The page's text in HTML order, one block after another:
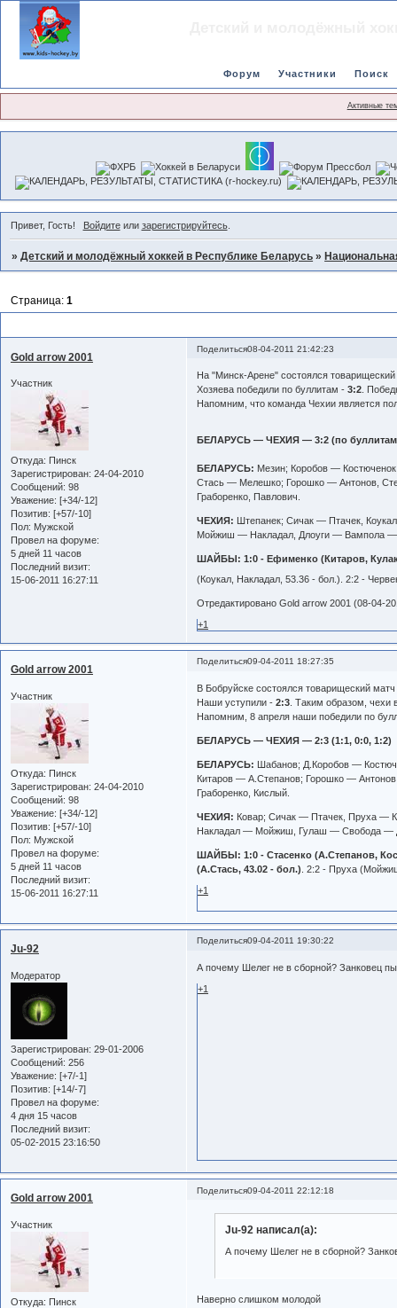
Форум Участники Поиск
Активные
Привет, Гость! Войдитеили зарегистрируйтесь.
»Детский и молодёжный хоккей в Республике Беларусь »
Страница:1
Поделиться08-04-2011 21:42:23
Gold arrow 2001
Участник
Откуда: Пинск
Зарегистрирован: 24-04-2010
Сообщений: 98
Уважение: [+34/-12]
Позитив: [+57/-10]
Пол: Мужской
Провел на форуме:
5 дней 11 часов
Последний визит:
15-06-2011 16:27:11
На "Минск-Арене" состоялся
Хозяева победили по буллитам -3:2.
Напомним, что команда Чехии является
БЕЛАРУСЬ — ЧЕХИЯ — 3:2 (по
БЕЛАРУСЬ: Мезин; Коробов —
Стась — Мелешко; Горошко — Антонов,
Граборенко, Павлович.
ЧЕХИЯ: Штепанек; Сичак — Птачек,
Мойжиш — Накладал, Длоуги — Вампола
ШАЙБЫ: 1:0 - Ефименко (Китаров,
(Коукал, Накладал, 53.36 - бол.). 2:2 -
Отредактировано Gold arrow 2001 (08-04-
+1
Поделиться09-04-2011 18:27:35
Gold arrow 2001
Участник
Откуда: Пинск
Зарегистрирован: 24-04-2010
Сообщений: 98
Уважение: [+34/-12]
Позитив: [+57/-10]
Пол: Мужской
Провел на форуме:
5 дней 11 часов
Последний визит:
15-06-2011 16:27:11
В Бобруйске состоялся товарищеский
Наши уступили -2:3 . Таким образом,
Напомним, 8 апреля наши победили по
БЕЛАРУСЬ — ЧЕХИЯ — 2:3 (1:1, 0:0, 1:2)
БЕЛАРУСЬ: Шабанов; Д.Коробов —
Китаров — А.Степанов; Горошко —
Граборенко, Кислый.
ЧЕХИЯ: Ковар; Сичак — Птачек, Пруха —
Накладал — Мойжиш, Гулаш — Свобода —
ШАЙБЫ: 1:0 - Стасенко (А.Степанов,
(А.Стась, 43.02 - бол.) . 2:2 - Пруха
+1
Поделиться09-04-2011 19:30:22
Ju-92
Модератор
Зарегистрирован: 29-01-2006
Сообщений: 256
Уважение: [+7/-1]
Позитив: [+14/-7]
Провел на форуме:
4 дня 15 часов
Последний визит:
05-02-2015 23:16:50
А почему Шелег не в сборной? Занковец
+1
Поделиться09-04-2011 22:12:18
Gold arrow 2001
Участник
Откуда: Пинск
Ju-92 написал(а):
А почему Шелег не в сборной?
Наверно слишком молодой